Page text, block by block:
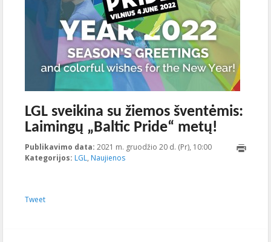
LGL sveikina su žiemos šventėmis:
Laimingų „Baltic Pride“ metų!
Publikavimo data: 2021 m. gruodžio 20 d. (Pr), 10:00 2021-12-
Kategorijos: LGL, Naujienos
Tweet